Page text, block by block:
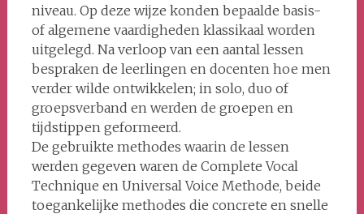
niveau. Op deze wijze konden bepaalde basis-
of algemene vaardigheden klassikaal worden
uitgelegd. Na verloop van een aantal lessen
bespraken de leerlingen en docenten hoe men
verder wilde ontwikkelen; in solo, duo of
groepsverband en werden de groepen en
tijdstippen geformeerd.
De gebruikte methodes waarin de lessen
werden gegeven waren de Complete Vocal
Technique en Universal Voice Methode, beide
toegankelijke methodes die concrete en snelle